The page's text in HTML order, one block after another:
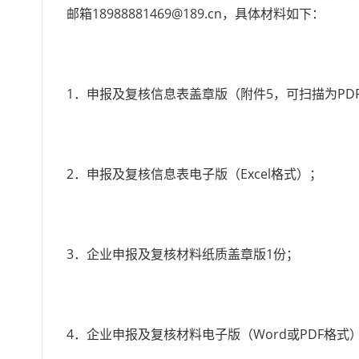
邮箱18988881469@189.cn，具体材料如下：
1．申报及复核信息表盖章版（附件5，可扫描为PDF
2．申报及复核信息表电子版（Excel格式）；
3．企业申报及复核材料纸质盖章版1份；
4．企业申报及复核材料电子版（Word或PDF格式）